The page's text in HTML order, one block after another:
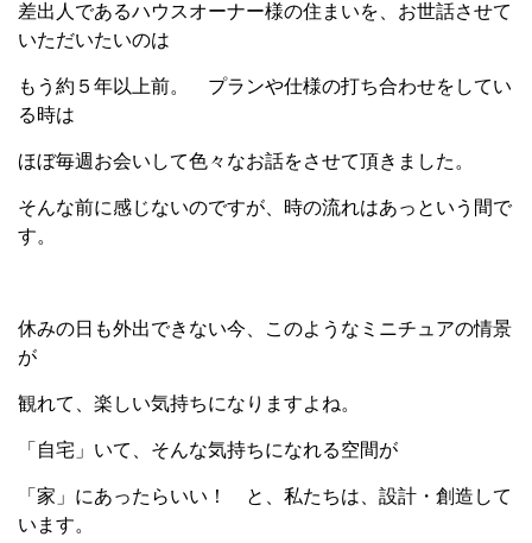
差出人であるハウスオーナー様の住まいを、お世話させて
いただいたいのは
もう約５年以上前。 プランや仕様の打ち合わせをしてい
る時は
ほぼ毎週お会いして色々なお話をさせて頂きました。
そんな前に感じないのですが、時の流れはあっという間で
す。
休みの日も外出できない今、このようなミニチュアの情景
が
観れて、楽しい気持ちになりますよね。
「自宅」いて、そんな気持ちになれる空間が
「家」にあったらいい！ と、私たちは、設計・創造して
います。